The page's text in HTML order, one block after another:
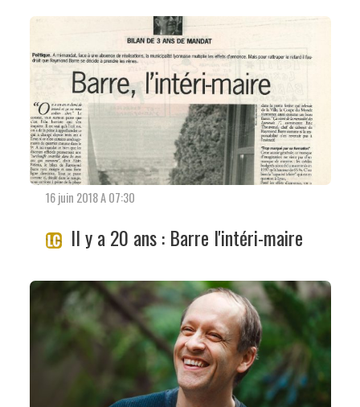
16 juin 2018 A 07:30
Il y a 20 ans : Barre l'intéri-maire